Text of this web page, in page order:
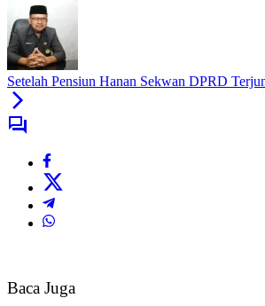
Setelah Pensiun Hanan Sekwan DPRD
Baca Juga